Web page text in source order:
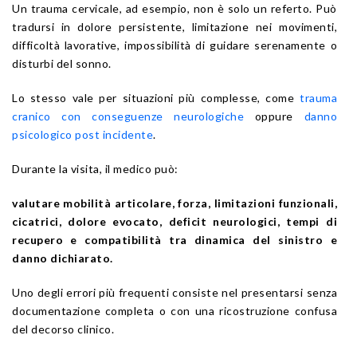
Un trauma cervicale, ad esempio, non è solo un referto. Può
tradursi in dolore persistente, limitazione nei movimenti,
difficoltà lavorative, impossibilità di guidare serenamente o
disturbi del sonno.
Lo stesso vale per situazioni più complesse, come trauma
cranico con conseguenze neurologiche oppure danno
psicologico post incidente.
Durante la visita, il medico può:
valutare mobilità articolare, forza, limitazioni funzionali,
cicatrici, dolore evocato, deficit neurologici, tempi di
recupero e compatibilità tra dinamica del sinistro e
danno dichiarato.
Uno degli errori più frequenti consiste nel presentarsi senza
documentazione completa o con una ricostruzione confusa
del decorso clinico.